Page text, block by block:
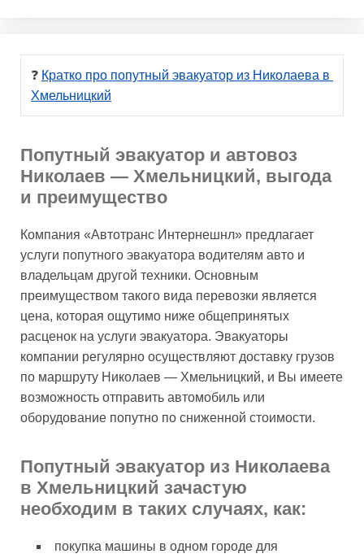
❓ Кратко про попутный эвакуатор из Николаева в
Хмельницкий
Попутный эвакуатор и автовоз
Николаев — Хмельницкий, выгода
и преимущество
Компания «Автотранс Интернешнл» предлагает
услуги попутного эвакуатора водителям авто и
владельцам другой техники. Основным
преимуществом такого вида перевозки является
цена, которая ощутимо ниже общепринятых
расценок на услуги эвакуатора. Эвакуаторы
компании регулярно осуществляют доставку грузов
по маршруту Николаев — Хмельницкий, и Вы имеете
возможность отправить автомобиль или
оборудование попутно по сниженной стоимости.
Попутный эвакуатор из Николаева
в Хмельницкий зачастую
необходим в таких случаях, как:
покупка машины в одном городе для